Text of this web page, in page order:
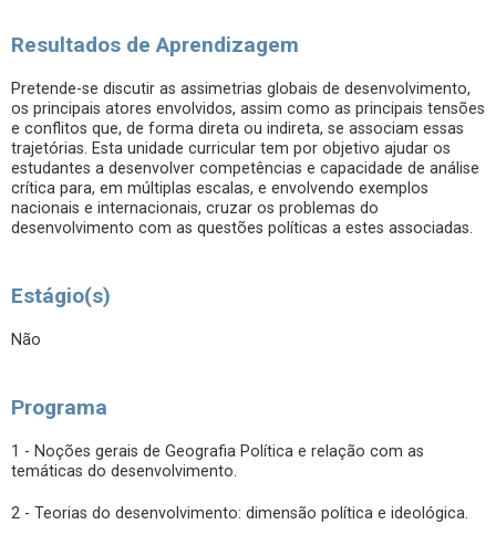
Resultados de Aprendizagem
Pretende-se discutir as assimetrias globais de desenvolvimento,
os principais atores envolvidos, assim como as principais tensões
e conflitos que, de forma direta ou indireta, se associam essas
trajetórias. Esta unidade curricular tem por objetivo ajudar os
estudantes a desenvolver competências e capacidade de análise
crítica para, em múltiplas escalas, e envolvendo exemplos
nacionais e internacionais, cruzar os problemas do
desenvolvimento com as questões políticas a estes associadas.
Estágio(s)
Não
Programa
1 - Noções gerais de Geografia Política e relação com as
temáticas do desenvolvimento.
2 - Teorias do desenvolvimento: dimensão política e ideológica.